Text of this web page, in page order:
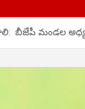
బీజేపీ మండల